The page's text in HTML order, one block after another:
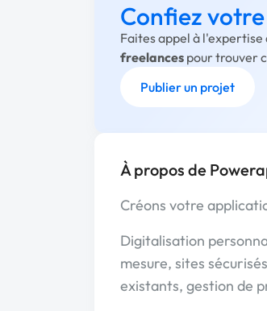
Confiez
Faites appel à
freelances pour trouver
Publier un projet
À propos de
Créons votre
Digitalisation
mesure, sites
existants, gestion de